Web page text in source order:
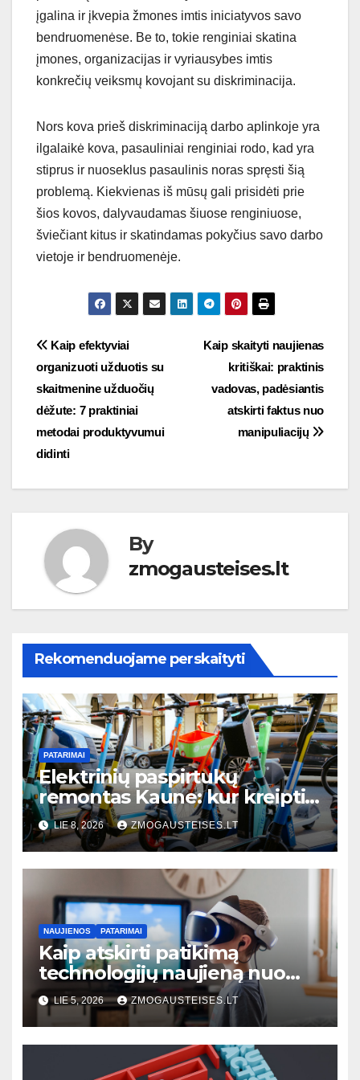
įgalina ir įkvepia žmones imtis iniciatyvos savo
bendruomenėse. Be to, tokie renginiai skatina
įmones, organizacijas ir vyriausybes imtis
konkrečių veiksmų kovojant su diskriminacija.
Nors kova prieš diskriminaciją darbo aplinkoje yra
ilgalaikė kova, pasauliniai renginiai rodo, kad yra
stiprus ir nuoseklus pasaulinis noras spręsti šią
problemą. Kiekvienas iš mūsų gali prisidėti prie
šios kovos, dalyvaudamas šiuose renginiuose,
šviečiant kitus ir skatindamas pokyčius savo darbo
vietoje ir bendruomenėje.
Navigacija
tarp
įrašų
Kaip skaityti naujienas
kritiškai: praktinis
vadovas, padėsiantis
atskirti faktus nuo
manipuliacijų
Kaip efektyviai
organizuoti užduotis su
skaitmenine užduočių
dėžute: 7 praktiniai
metodai produktyvumui
didinti
By
zmogausteises.lt
Rekomenduojame perskaityti
PATARIMAI
Elektrinių paspirtukų
remontas Kaune: kur kreiptis,
kiek kainuoja ir kaip išvengti
dažniausių gedimų
LIE 8, 2026 ZMOGAUSTEISES.LT
NAUJIENOS PATARIMAI
Kaip atskirti patikimą
technologijų naujieną nuo
klaidinančios: 7 praktiniai
požymiai
LIE 5, 2026 ZMOGAUSTEISES.LT